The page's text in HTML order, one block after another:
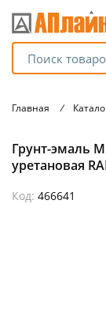
Главная /
Грунт-эмаль
уретановая
Код: 466641
оплату
без